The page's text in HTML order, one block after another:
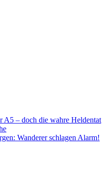
A5 – doch die wahre Heldentat
Wanderer schlagen Alarm!